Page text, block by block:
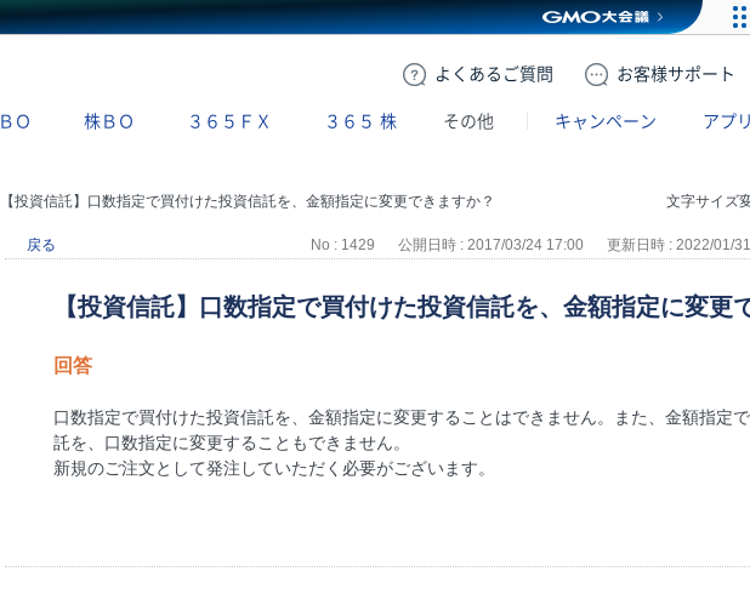
よくある ご質問 お客様サポート
ＢＯ 株ＢＯ ３６５ＦＸ ３６５ 株 その他 キャンペーン アプ
文字サイズ
【投資信託】口数指定で買付けた投資信託を、金額指定に変更できますか？
戻る No : 1429 公開日時 : 2017/03/24 17:00 更新日時 : 2022/01/
【投資信託】口数指定で買付けた投資信託を、金額指定に変更
回答
口数指定で買付けた投資信託を、金額指定に変更することはできません。また、金額指定
託を、口数指定に変更することもできません。
新規のご注文として発注していただく必要がございます。